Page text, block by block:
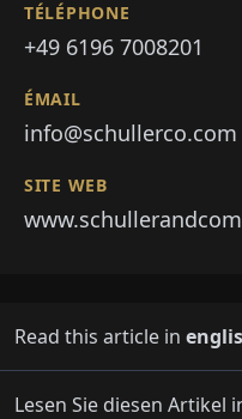
TÉLÉPHONE
+49 6196 7008201
ÉMAIL
info@schullerco.com
SITE WEB
Read this article in
Lesen Sie diesen Artikel